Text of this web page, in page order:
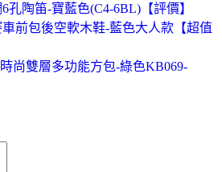
孔陶笛-寶藍色(C4-6BL)【評價】
車前包後空軟木鞋-藍色大人款【超值
尚雙層多功能方包-綠色KB069-